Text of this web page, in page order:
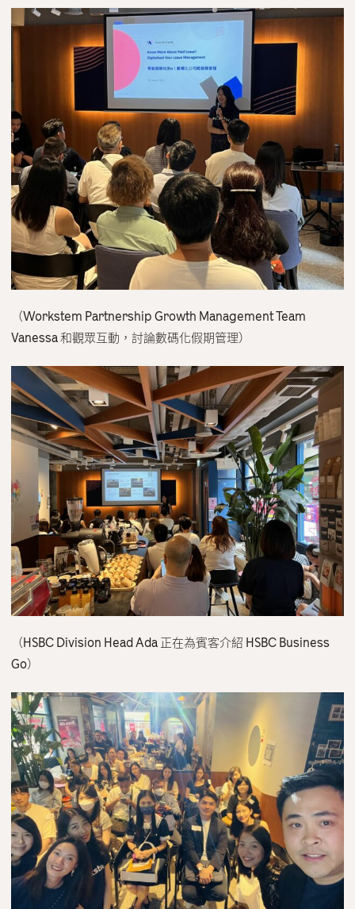
（Workstem Partnership Growth Management Team
Vanessa 和觀眾互動，討論數碼化假期管理）
（HSBC Division Head Ada 正在為賓客介紹 HSBC Business
Go）